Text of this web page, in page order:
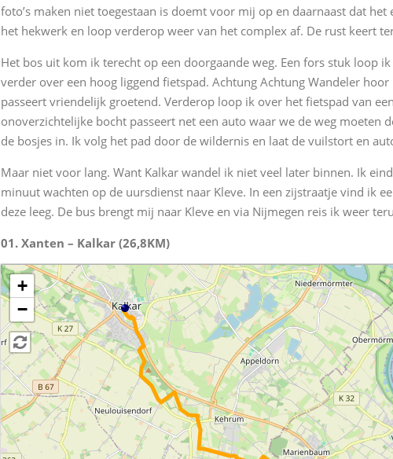
foto’s maken niet toegestaan is doemt voor mij op en daarnaast dat
het hekwerk en loop verderop weer van het complex af. De rust keert
Het bos uit kom ik terecht op een doorgaande weg. Een fors stuk loop
verder over een hoog liggend fietspad. Achtung Achtung Wandeler
passeert vriendelijk groetend. Verderop loop ik over het fietspad van
onoverzichtelijke bocht passeert net een auto waar we de weg moeten
de bosjes in. Ik volg het pad door de wildernis en laat de vuilstort en
Maar niet voor lang. Want Kalkar wandel ik niet veel later binnen. Ik
minuut wachten op de uursdienst naar Kleve. In een zijstraatje vind ik
deze leeg. De bus brengt mij naar Kleve en via Nijmegen reis ik weer
01. Xanten – Kalkar (26,8KM)
+
−